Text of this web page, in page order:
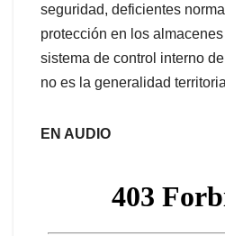
seguridad, deficientes
protección en los
sistema de control interno
no es la generalidad
EN AUDIO